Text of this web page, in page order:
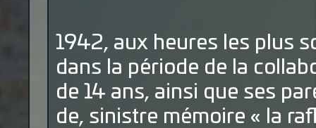
1942, aux heures les plus
dans la période de la
de 14 ans, ainsi que ses
de, sinistre mémoire « la